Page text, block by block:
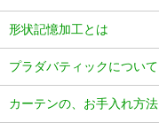
形状記憶加工とは
プラダバティックについて
カーテンの、お手入れ方法